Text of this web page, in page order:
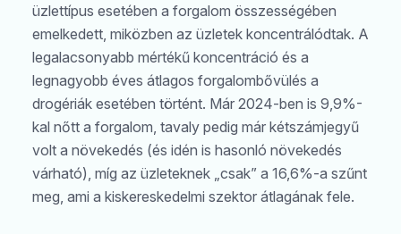
üzlettípus esetében a forgalom összességében
emelkedett, miközben az üzletek koncentrálódtak. A
legalacsonyabb mértékű koncentráció és a
legnagyobb éves átlagos forgalombővülés a
drogériák esetében történt. Már 2024-ben is 9,9%-
kal nőtt a forgalom, tavaly pedig már kétszámjegyű
volt a növekedés (és idén is hasonló növekedés
várható), míg az üzleteknek „csak” a 16,6%-a szűnt
meg, ami a kiskereskedelmi szektor átlagának fele.